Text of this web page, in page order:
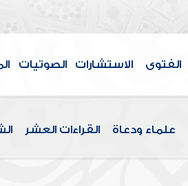
الفتوى الاستشارات الصوتيات
علماء ودعاة القراءات العشر